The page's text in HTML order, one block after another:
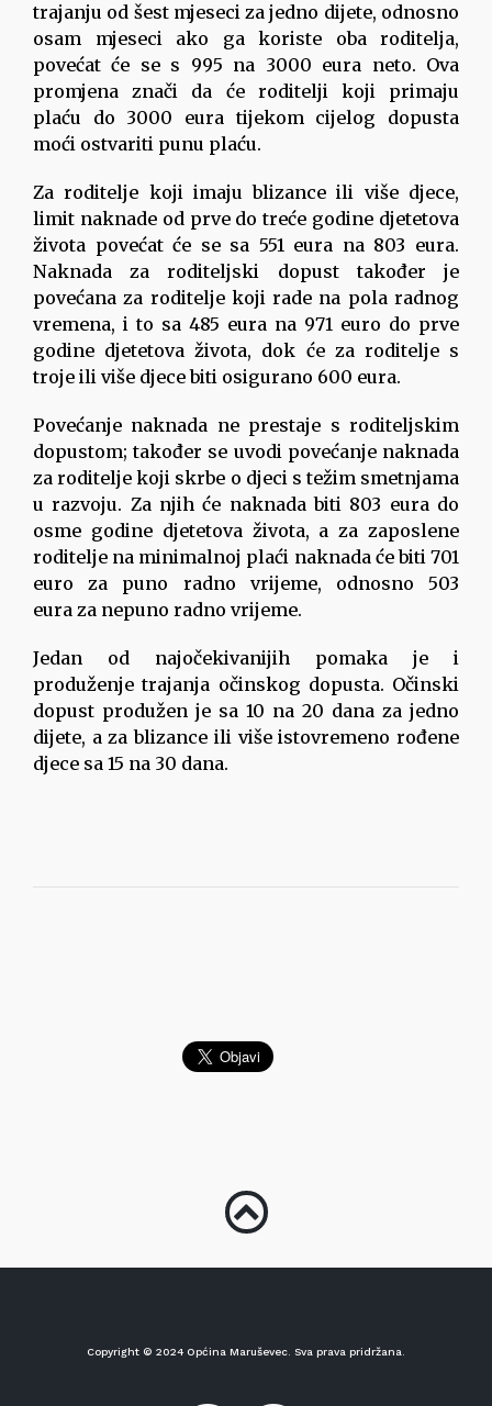
trajanju od šest mjeseci za jedno dijete, odnosno
osam mjeseci ako ga koriste oba roditelja,
povećat će se s 995 na 3000 eura neto. Ova
promjena znači da će roditelji koji primaju
plaću do 3000 eura tijekom cijelog dopusta
moći ostvariti punu plaću.
Za roditelje koji imaju blizance ili više djece,
limit naknade od prve do treće godine djetetova
života povećat će se sa 551 eura na 803 eura.
Naknada za roditeljski dopust također je
povećana za roditelje koji rade na pola radnog
vremena, i to sa 485 eura na 971 euro do prve
godine djetetova života, dok će za roditelje s
troje ili više djece biti osigurano 600 eura.
Povećanje naknada ne prestaje s roditeljskim
dopustom; također se uvodi povećanje naknada
za roditelje koji skrbe o djeci s težim smetnjama
u razvoju. Za njih će naknada biti 803 eura do
osme godine djetetova života, a za zaposlene
roditelje na minimalnoj plaći naknada će biti 701
euro za puno radno vrijeme, odnosno 503
eura za nepuno radno vrijeme.
Jedan od najočekivanijih pomaka je i
produženje trajanja očinskog dopusta. Očinski
dopust produžen je sa 10 na 20 dana za jedno
dijete, a za blizance ili više istovremeno rođene
djece sa 15 na 30 dana.
Copyright © 2024 Općina Maruševec. Sva prava pridržana.